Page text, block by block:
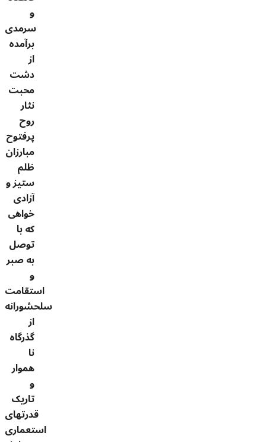
و
سرمدی
برآمده
از
دشت
محبت
نثار
روح
پرفتوح
مبارزان
ظلم
ستیز و
آزادی
خواهی
که با
توصل
به صبر
و
استقامت
سلحشورانه
از
گذرگاه
نا
هموار
و
تاریک
قدرتهای
استعماری